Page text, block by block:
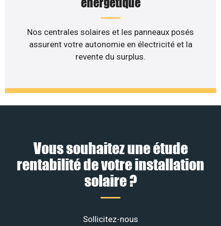
Nos centrales solaires et les panneaux posés
assurent votre autonomie en électricité et la
revente du surplus.
Vous souhaitez une étude
rentabilité de votre installation
solaire ?
Sollicitez-nous